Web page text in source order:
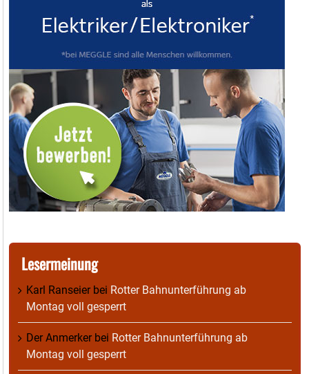
Lesermeinung
Karl Ranseierbei Rotter Bahnunterführung ab
Montag voll gesperrt
Der Anmerkerbei Rotter Bahnunterführung ab
Montag voll gesperrt